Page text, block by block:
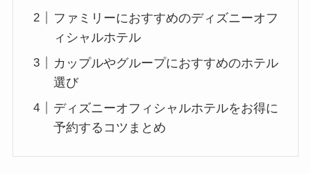
ファミリーにおすすめのディズニーオフ
ィシャルホテル
カップルやグループにおすすめのホテル
選び
ディズニーオフィシャルホテルをお得に
予約するコツまとめ